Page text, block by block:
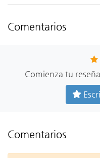
Comentarios
Comienza tu
Comentarios